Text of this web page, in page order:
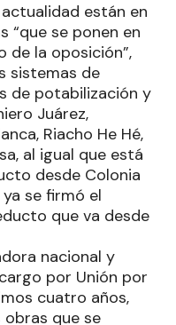
están en
“que se ponen en
de la oposición”,
sistemas de
de potabilización y
Juárez,
Riacho He Hé,
al igual que está
desde Colonia
se firmó el
que va desde
nacional y
por Unión por
cuatro años,
que se